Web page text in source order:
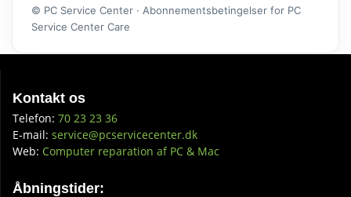
© PC Service Center · Abonnementsbetingelser for PC
Service Center Care
Kontakt os
Telefon: 70 23 23 36
E-mail: service@pcservicecenter.dk
Web: Computer reparation af PC & Mac
Åbningstider: